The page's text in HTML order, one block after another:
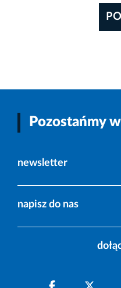
Pozostańmy
newsletter
napisz do nas